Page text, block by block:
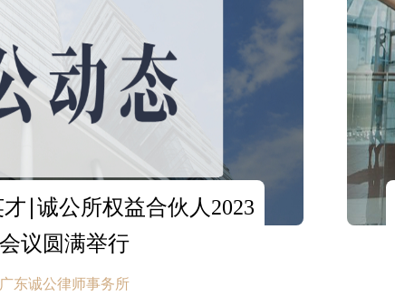
∣诚公所权益合伙人2023
议圆满举行
广东诚公律师事务所